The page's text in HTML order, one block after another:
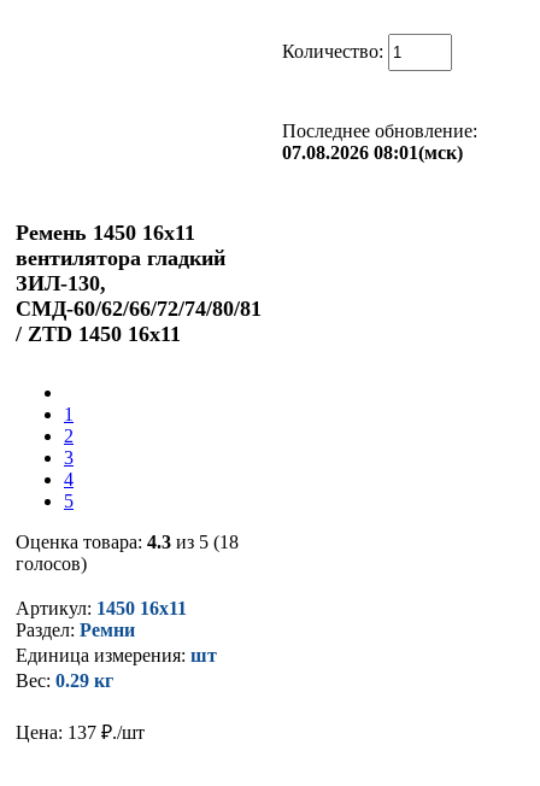
Количество:
Последнее обновление:
07.08.2026 08:01(мск)
Ремень 1450 16x11
вентилятора гладкий
ЗИЛ-130,
СМД-60/62/66/72/74/80/81
/ ZTD 1450 16х11
1
2
3
4
5
Оценка товара: 4.3 из 5 (18
голосов)
Артикул: 1450 16х11
Раздел: Ремни
Единица измерения: шт
Вес: 0.29 кг
Цена: 137 ₽./шт